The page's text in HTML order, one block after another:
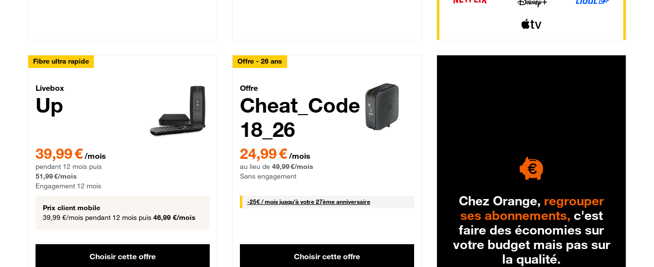
Fibre ultra rapide
Livebox Up Fibre
Livebox
Up
39,99 € /mois
pendant 12 mois puis
51,99 €/mois
Engagement 12 mois
Prix client mobile
39,99 €/mois pendant 12 mois puis 46,99 €/mois
Choisir cette offre
Offre - 26 ans
Cheat_Code Fibre_18_26
Offre
Cheat_Code
18_26
24,99 € /mois
au lieu de 49,99 €/mois
Sans engagement
-25€ / mois25 € par mois
jusqu'à votre 27ème anniversaire
Choisir cette offre
Chez Orange, regrouper
ses abonnements, c'est
faire des économies sur
votre budget mais pas sur
la qualité.